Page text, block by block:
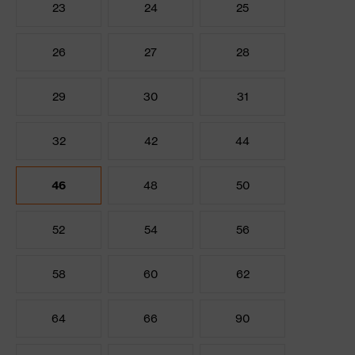
23 24 25
26 27 28
29 30 31
32 42 44
46 48 50
52 54 56
58 60 62
64 66 90